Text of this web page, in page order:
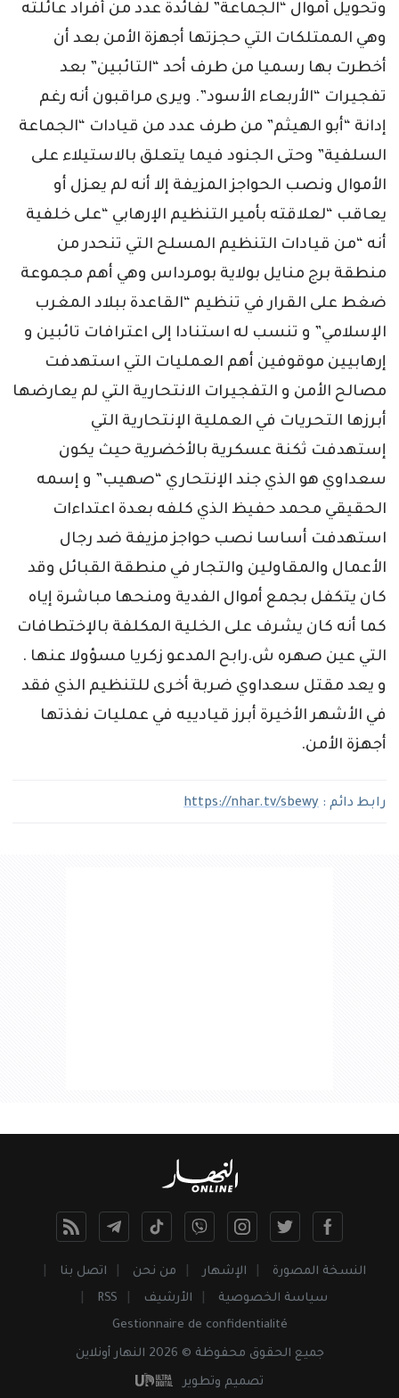
وتحويل أموال “الجماعة” لفائدة عدد من أفراد عائلته
وهي الممتلكات التي حجزتها أجهزة الأمن بعد أن
أخطرت بها رسميا من طرف أحد “التائبين” بعد
تفجيرات “الأربعاء الأسود”. ويرى مراقبون أنه رغم
إدانة “أبو الهيثم” من طرف عدد من قيادات “الجماعة
السلفية” وحتى الجنود فيما يتعلق بالاستيلاء على
الأموال ونصب الحواجز المزيفة إلا أنه لم يعزل أو
يعاقب “لعلاقته بأمير التنظيم الإرهابي “على خلفية
أنه “من قيادات التنظيم المسلح التي تنحدر من
منطقة برج منايل بولاية بومرداس وهي أهم مجموعة
ضغط على القرار في تنظيم “القاعدة ببلاد المغرب
الإسلامي” و تنسب له استنادا إلى اعترافات تائبين و
إرهابيين موقوفين أهم العمليات التي استهدفت
مصالح الأمن و التفجيرات الانتحارية التي لم يعارضها
أبرزها التحريات في العملية الإنتحارية التي
إستهدفت ثكنة عسكرية بالأخضرية حيث يكون
سعداوي هو الذي جند الإنتحاري “صهيب” و إسمه
الحقيقي محمد حفيظ الذي كلفه بعدة اعتداءات
استهدفت أساسا نصب حواجز مزيفة ضد رجال
الأعمال والمقاولين والتجار في منطقة القبائل وقد
كان يتكفل بجمع أموال الفدية ومنحها مباشرة إياه
كما أنه كان يشرف على الخلية المكلفة بالإختطافات
التي عين صهره ش.رابح المدعو زكريا مسؤولا عنها .
و يعد مقتل سعداوي ضربة أخرى للتنظيم الذي فقد
في الأشهر الأخيرة أبرز قيادييه في عمليات نفذتها
أجهزة الأمن.
رابط دائم : https://nhar.tv/sbewy
النسخة المصورة الإشهار من نحن
اتصل بنا
سياسة الخصوصية
الأرشيف
RSS
Gestionnaire de confidentialité
جميع الحقوق محفوظة © 2026 النهار أونلاين
تصميم وتطوير